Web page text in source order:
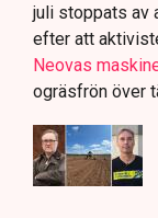
juli stoppats av
efter att
Neovas
ogräsfrön över